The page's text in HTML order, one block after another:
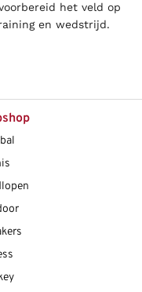
het veld op
en wedstrijd.